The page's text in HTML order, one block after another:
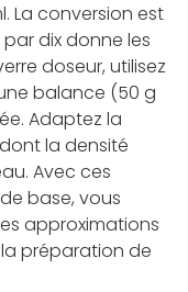
La conversion est
dix donne les
doseur, utilisez
balance (50 g
Adaptez la
la densité
Avec ces
base, vous
approximations
préparation de